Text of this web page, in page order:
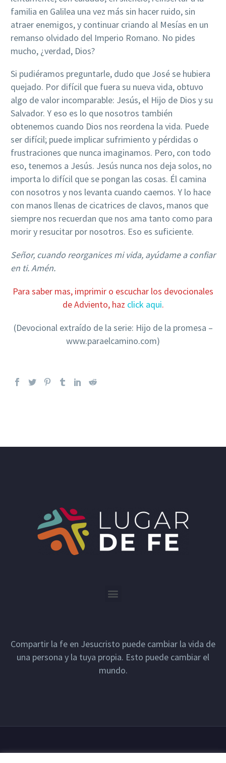
familia en Galilea una vez más sin hacer ruido, sin
atraer enemigos, y continuar criando al Mesías en un
remanso olvidado del Imperio Romano. No pides
mucho, ¿verdad, Dios?
Si pudiéramos preguntarle, dudo que José se hubiera
quejado. Por difícil que fuera su nueva vida, obtuvo
algo de valor incomparable: Jesús, el Hijo de Dios y su
Salvador. Y eso es lo que nosotros también
obtenemos cuando Dios nos reordena la vida. Puede
ser difícil; puede implicar sufrimiento y pérdidas o
frustraciones que nunca imaginamos. Pero, con todo
eso, tenemos a Jesús. Jesús nunca nos deja solos, no
importa lo difícil que se pongan las cosas. Él camina
con nosotros y nos levanta cuando caemos. Y lo hace
con manos llenas de cicatrices de clavos, manos que
siempre nos recuerdan que nos ama tanto como para
morir y resucitar por nosotros. Eso es suficiente.
Señor, cuando reorganices mi vida, ayúdame a confiar
en ti. Amén.
Para saber mas, imprimir o escuchar los devocionales
de Adviento, haz click aqui.
(Devocional extraído de la serie: Hijo de la promesa –
www.paraelcamino.com)
Compartir la fe en Jesucristo puede cambiar la vida de
una persona y la tuya propia. Esto puede cambiar el
mundo.